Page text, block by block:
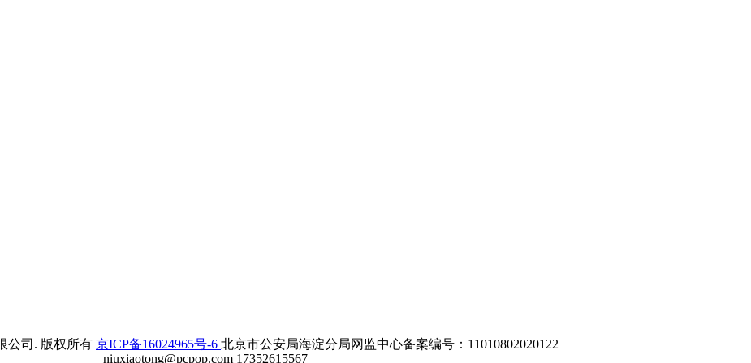
公司. 版权所有 京ICP备16024965号-6 北京市公安局海淀分局网监中心备案编号：11010802020122
niuxiaotong@pcpop.com 17352615567